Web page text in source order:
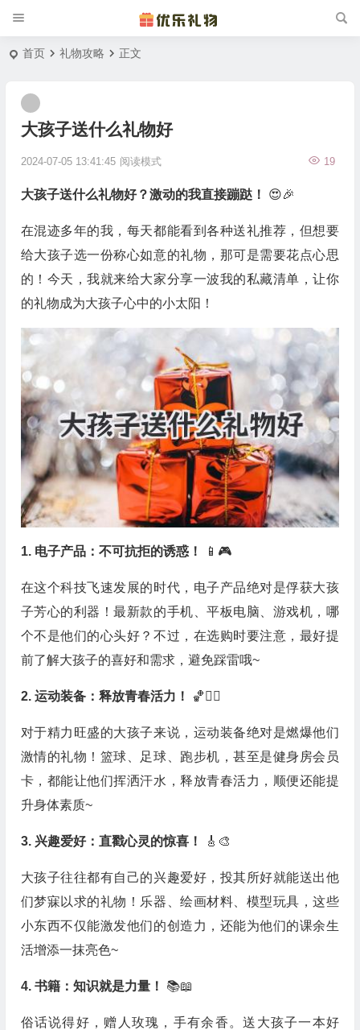
首页 礼物攻略 正文
大孩子送什么礼物好
2024-07-05 13:41:45 19
阅读模式
大孩子送什么礼物好？激动的我直接蹦跶！ 😍🎉
在混迹多年的我，每天都能看到各种送礼推荐，但想要
给大孩子选一份称心如意的礼物，那可是需要花点心思
的！今天，我就来给大家分享一波我的私藏清单，让你
的礼物成为大孩子心中的小太阳！
1. 电子产品：不可抗拒的诱惑！ 📱🎮
在这个科技飞速发展的时代，电子产品绝对是俘获大孩
子芳心的利器！最新款的手机、平板电脑、游戏机，哪
个不是他们的心头好？不过，在选购时要注意，最好提
前了解大孩子的喜好和需求，避免踩雷哦~
2. 运动装备：释放青春活力！ 🏀🏃‍♂️
对于精力旺盛的大孩子来说，运动装备绝对是燃爆他们
激情的礼物！篮球、足球、跑步机，甚至是健身房会员
卡，都能让他们挥洒汗水，释放青春活力，顺便还能提
升身体素质~
3. 兴趣爱好：直戳心灵的惊喜！ 🎸🎨
大孩子往往都有自己的兴趣爱好，投其所好就能送出他
们梦寐以求的礼物！乐器、绘画材料、模型玩具，这些
小东西不仅能激发他们的创造力，还能为他们的课余生
活增添一抹亮色~
4. 书籍：知识就是力量！ 📚📖
俗话说得好，赠人玫瑰，手有余香。送大孩子一本好